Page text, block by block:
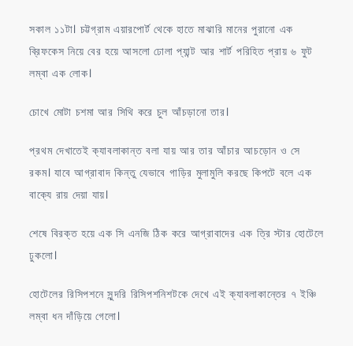
সকাল ১১টা। চট্টগ্রাম এয়ারপোর্ট থেকে হাতে মাঝারি মানের পুরানো এক
ব্রিফকেস নিয়ে বের হয়ে আসলো ঢোলা প্যান্ট আর শার্ট পরিহিত প্রায় ৬ ফুট
লম্বা এক লোক।
চোখে মোটা চশমা আর সিথি করে চুল আঁচড়ানো তার।
প্রথম দেখাতেই ক্যাবলাকান্ত বলা যায় আর তার আঁচার আচড়োন ও সে
রকম। যাবে আগ্রাবাদ কিন্তু যেভাবে গাড়ির মুলামুলি করছে কিপটে বলে এক
বাক্যে রায় দেয়া যায়।
শেষে বিরক্ত হয়ে এক সি এনজি ঠিক করে আগ্রাবাদের এক ত্রি স্টার হোটেলে
ঢুকলো।
হোটেলের রিসিপশনে সুন্দরি রিসিপশনিশটকে দেখে এই ক্যাবলাকান্তের ৭ ইঞ্চি
লম্বা ধন দাঁড়িয়ে গেলো।